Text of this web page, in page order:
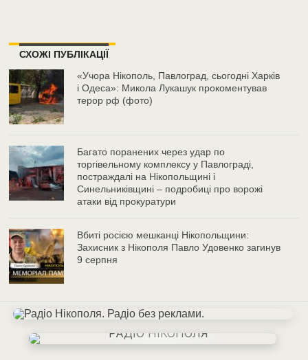
СХОЖІ ПУБЛІКАЦІЇ
«Учора Нікополь, Павлоград, сьогодні Харків
і Одеса»: Микола Лукашук прокоментував
терор рф (фото)
Багато поранених через удар по
торгівельному комплексу у Павлограді,
постраждалі на Нікопольщині і
Синельниківщині – подробиці про ворожі
атаки від прокуратури
Вбиті росією мешканці Нікопольщини:
Захисник з Нікополя Павло Удовенко загинув
9 серпня